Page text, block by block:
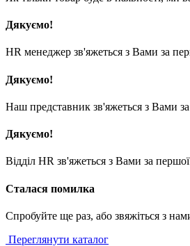
Дякуємо!
HR менеджер зв'яжеться з Вами за
Дякуємо!
Наш представник зв'яжеться з Вами
Дякуємо!
Відділ HR зв'яжеться з Вами за
Сталася помилка
Спробуйте ще раз, або звяжіться з
Переглянути каталог